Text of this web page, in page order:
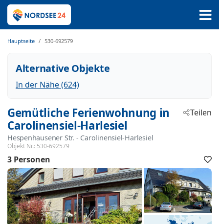
Hauptseite 530-692579
Alternative Objekte
In der Nähe (624)
Gemütliche Ferienwohnung in
Carolinensiel-Harlesiel
Hespenhausener Str. - Carolinensiel-Harlesiel
Objekt Nr.: 530-692579
Teilen
3 Personen